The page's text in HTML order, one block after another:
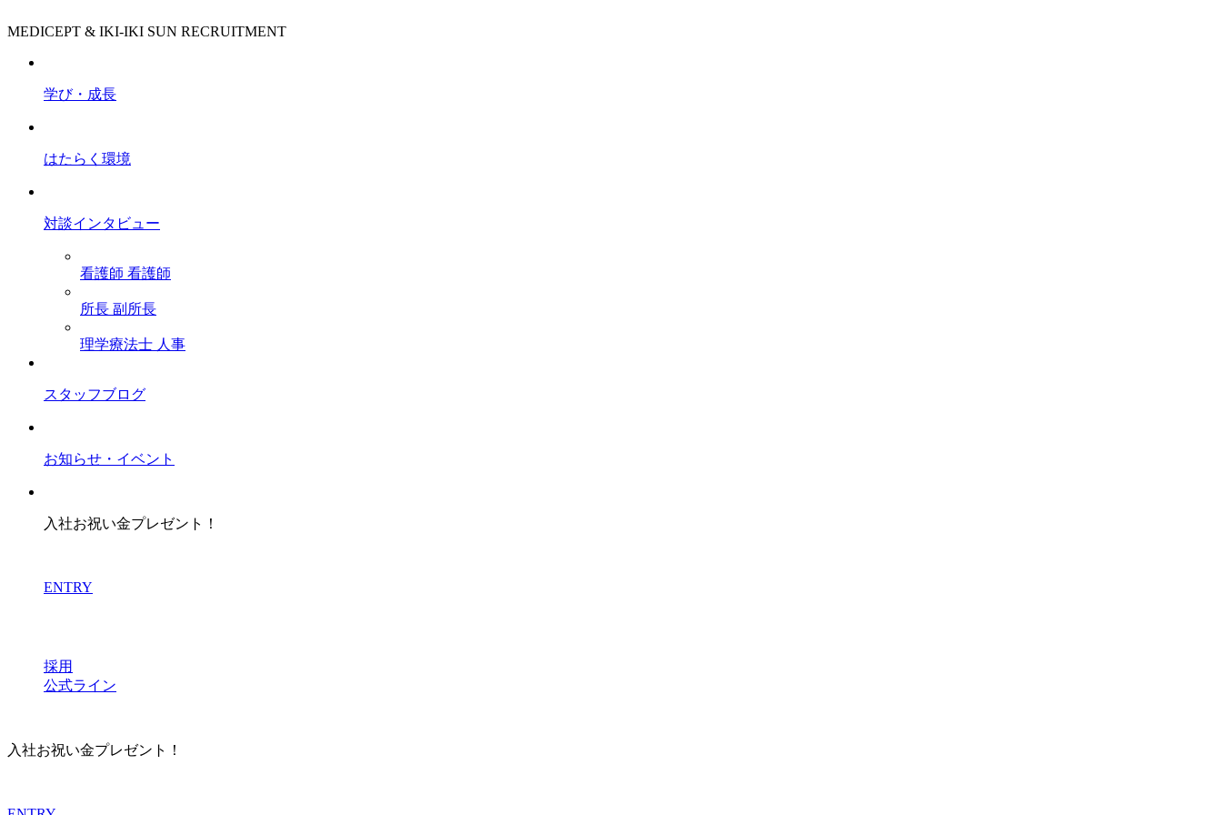
MEDICEPT & IKI-IKI SUN RECRUITMENT
学び・成長
はたらく環境
対談インタビュー
看護師 看護師
所長 副所長
理学療法士 人事
スタッフブログ
お知らせ・イベント
入社お祝い金プレゼント！
ENTRY
採用
公式ライン
入社お祝い金プレゼント！